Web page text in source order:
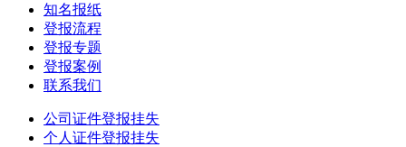
知名报纸
登报流程
登报专题
登报案例
联系我们
公司证件登报挂失
个人证件登报挂失